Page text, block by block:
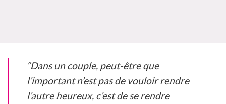
“Dans un couple, peut-être que
l’important n’est pas de vouloir rendre
l’autre heureux, c’est de se rendre